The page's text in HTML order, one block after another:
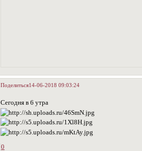
Поделиться14-06-2018 09:03:24
Сегодня в 6 утра
0